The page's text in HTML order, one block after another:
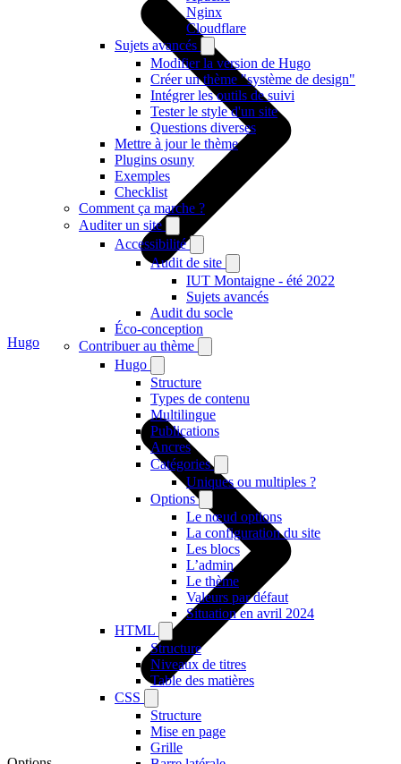
Nginx
Cloudflare
Sujets avancés
Modifier la version de Hugo
Créer un thème "système de design"
Intégrer les outils de suivi
Tester le style d'un site
Questions diverses
Mettre à jour le thème
Plugins osuny
Exemples
Checklist
Comment ça marche ?
Auditer un site
Accessibilité
Audit de site
IUT Montaigne - été 2022
Sujets avancés
Audit du socle
Éco-conception
Contribuer au thème
Hugo
Structure
Types de contenu
Multilingue
Publications
Ancres
Catégories
Uniques ou multiples ?
Options
Le nœud options
La configuration du site
Les blocs
L’admin
Le thème
Valeurs par défaut
Situation en avril 2024
HTML
Structure
Niveaux de titres
Table des matières
CSS
Structure
Mise en page
Grille
Hugo